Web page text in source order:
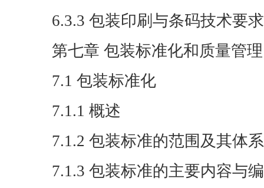
6.3.3 包装印刷与条码技术要求
第七章 包装标准化和质量管理
7.1 包装标准化
7.1.1 概述
7.1.2 包装标准的范围及其体系
7.1.3 包装标准的主要内容与